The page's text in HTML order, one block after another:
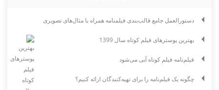
دستورالعمل جامع قالب‌بندی فیلمنامه همراه با مثال‌های تصویری
بهترین پوسترهای فیلم کوتاه سال 1399
فیلم‌نامه فیلم کوتاه آبی می‌شود
چگونه یک فیلم‌نامه را برای تهیه‌کنندگان ارائه کنیم؟